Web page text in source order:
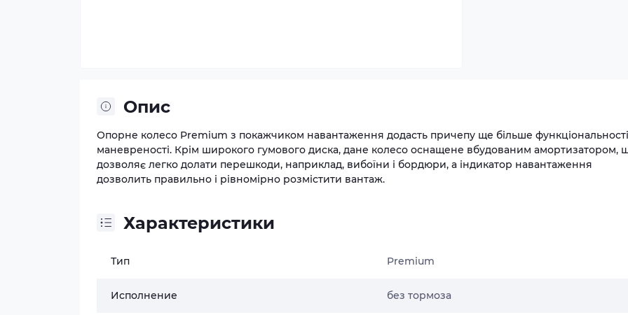
Опис
Опорне колесо Premium з покажчиком навантаження додасть причепу ще більше функціональності
маневреності. Крім широкого гумового диска, дане колесо оснащене вбудованим амортизатором,
дозволяє легко долати перешкоди, наприклад, вибоїни і бордюри, а індикатор навантаження
дозволить правильно і рівномірно розмістити вантаж.
Характеристики
Тип Premium
Исполнение без тормоза